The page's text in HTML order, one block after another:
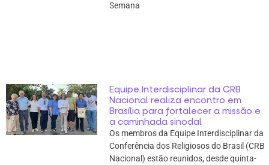
Semana
Equipe Interdisciplinar da CRB
Nacional realiza encontro em
Brasília para fortalecer a missão e
a caminhada sinodal
Os membros da Equipe Interdisciplinar da
Conferência dos Religiosos do Brasil (CRB
Nacional) estão reunidos, desde quinta-